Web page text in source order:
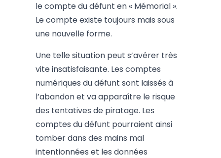
le compte du défunt en « Mémorial ».
Le compte existe toujours mais sous
une nouvelle forme.
Une telle situation peut s’avérer très
vite insatisfaisante. Les comptes
numériques du défunt sont laissés à
l’abandon et va apparaître le risque
des tentatives de piratage. Les
comptes du défunt pourraient ainsi
tomber dans des mains mal
intentionnées et les données